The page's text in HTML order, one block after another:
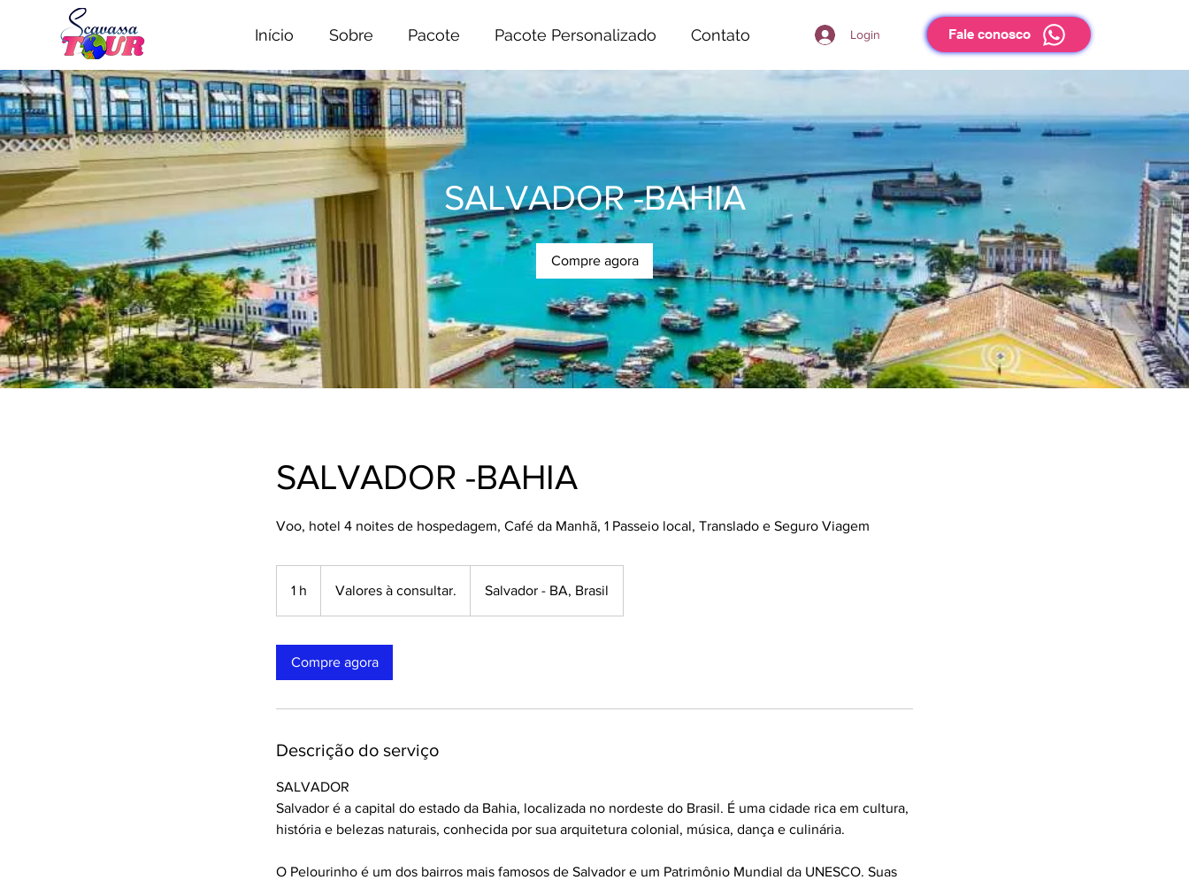
Início Sobre Pacote Pacote Personalizado Contato Login Fale conosco
SALVADOR -BAHIA
Compre agora
SALVADOR -BAHIA
Voo, hotel 4 noites de hospedagem, Café da Manhã, 1 Passeio local, Translado e Seguro Viagem
1 h
consultar.
Valores à consultar. Salvador - BA, Brasil
Compre agora
Descrição do serviço
SALVADOR
Salvador é a capital do estado da Bahia, localizada no nordeste do Brasil. É uma cidade rica em cultura,
história e belezas naturais, conhecida por sua arquitetura colonial, música, dança e culinária.
O Pelourinho é um dos bairros mais famosos de Salvador e um Patrimônio Mundial da UNESCO. Suas